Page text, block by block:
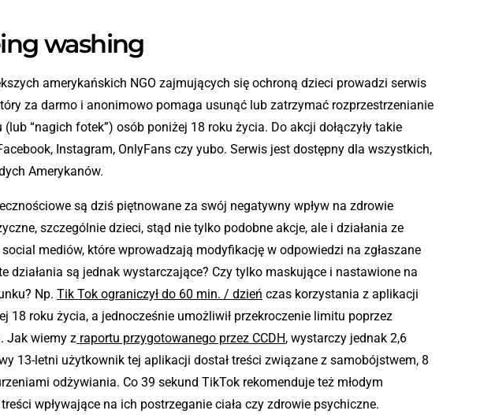
washing
amerykańskich NGO zajmujących się ochroną dzieci prowadzi serwis
za darmo i anonimowo pomaga usunąć lub zatrzymać rozprzestrzenianie
“nagich fotek”) osób poniżej 18 roku życia. Do akcji dołączyły takie
Instagram, OnlyFans czy yubo. Serwis jest dostępny dla wszystkich,
Amerykanów.
są dziś piętnowane za swój negatywny wpływ na zdrowie
szczególnie dzieci, stąd nie tylko podobne akcje, ale i działania ze
mediów, które wprowadzają modyfikację w odpowiedzi na zgłaszane
działania są jednak wystarczające? Czy tylko maskujące i nastawione na
Np. Tik Tok ograniczył do 60 min. / dzień czas korzystania z aplikacji
18 roku życia, a jednocześnie umożliwił przekroczenie limitu poprzez
Jak wiemy z raportu przygotowanego przez CCDH, wystarczy jednak 2,6
13-letni użytkownik tej aplikacji dostał treści związane z samobójstwem, 8
odżywiania. Co 39 sekund TikTok rekomenduje też młodym
wpływające na ich postrzeganie ciała czy zdrowie psychiczne.